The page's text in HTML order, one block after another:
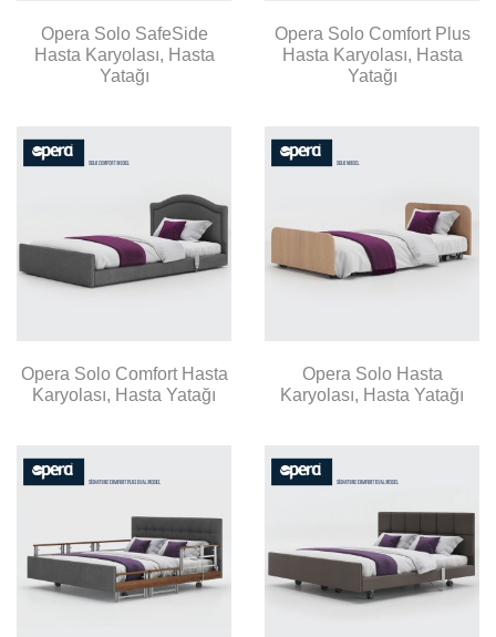
Opera Solo SafeSide
Hasta Karyolası, Hasta
Yatağı
Opera Solo Comfort Plus
Hasta Karyolası, Hasta
Yatağı
Opera Solo Comfort Hasta
Karyolası, Hasta Yatağı
Opera Solo Hasta
Karyolası, Hasta Yatağı